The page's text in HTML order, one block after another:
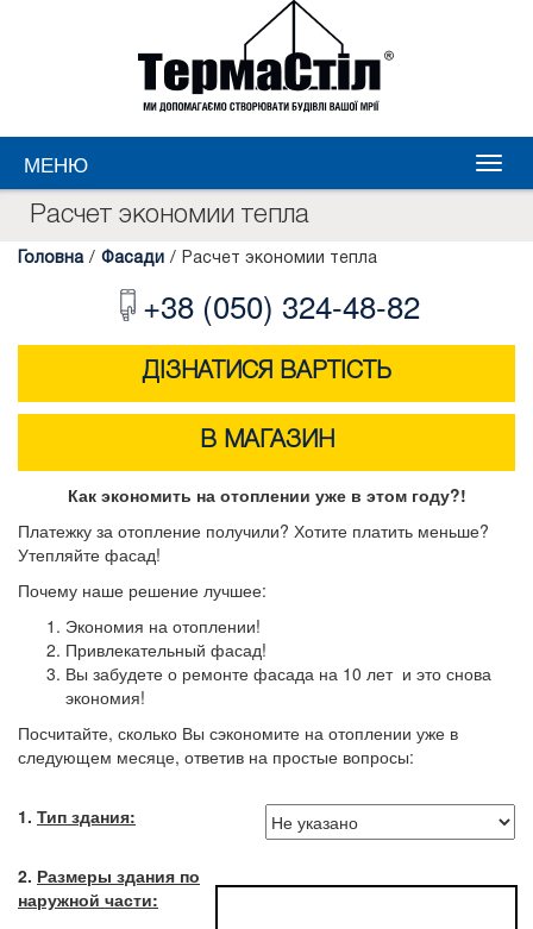
МЕНЮ
Расчет экономии тепла
Головна / Фасади / Расчет экономии тепла
+38 (050) 324-48-82
ДІЗНАТИСЯ ВАРТІСТЬ
В МАГАЗИН
Как экономить на отоплении уже в этом году?!
Платежку за отопление получили? Хотите платить меньше?
Утепляйте фасад!
Почему наше решение лучшее:
Экономия на отоплении!
Привлекательный фасад!
Вы забудете о ремонте фасада на 10 лет и это снова
экономия!
Посчитайте, сколько Вы сэкономите на отоплении уже в
следующем месяце, ответив на простые вопросы:
1. Тип здания:
2. Размеры здания по
наружной части: